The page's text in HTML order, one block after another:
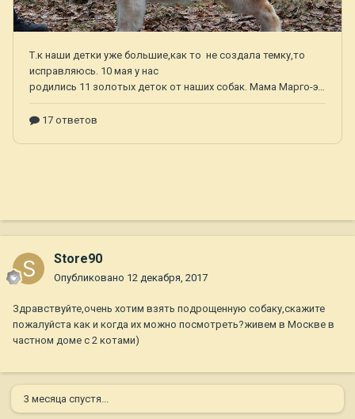
Store90
Опубликовано 12 декабря, 2017
Здравствуйте,очень хотим взять подрощенную собаку,скажите
пожалуйста как и когда их можно посмотреть?живем в Москве в
частном доме с 2 котами)
3 месяца спустя...